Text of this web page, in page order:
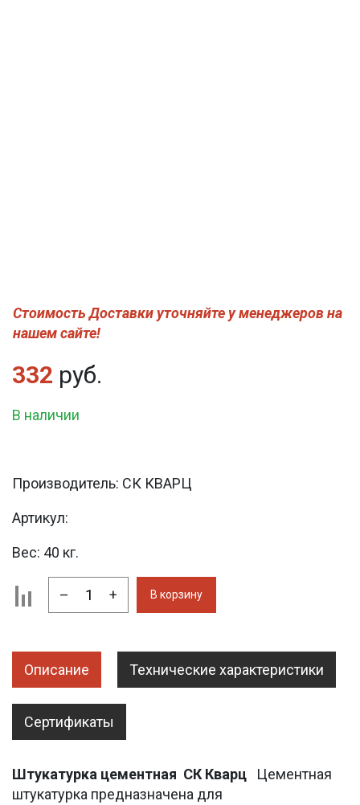
Стоимость Доставки уточняйте у менеджеров на
нашем сайте!
332 руб.
В наличии
Производитель: СК КВАРЦ
Артикул:
Вес: 40 кг.
– + В корзину
Описание Технические характеристики
Сертификаты
Штукатурка цементная СК Кварц Цементная
штукатурка предназначена для